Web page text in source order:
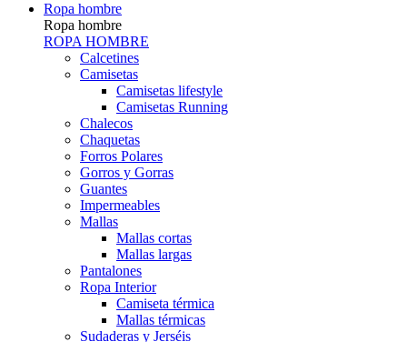
Ropa hombre
Ropa hombre
ROPA HOMBRE
Calcetines
Camisetas
Camisetas lifestyle
Camisetas Running
Chalecos
Chaquetas
Forros Polares
Gorros y Gorras
Guantes
Impermeables
Mallas
Mallas cortas
Mallas largas
Pantalones
Ropa Interior
Camiseta térmica
Mallas térmicas
Sudaderas y Jerséis